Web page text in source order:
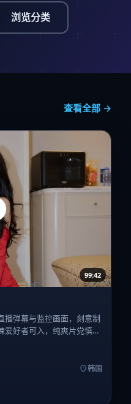
浏览分类
查看全部 →
99:42
播弹幕与监控画面，刻意制
爱好者可入，纯爽片党慎
韩国